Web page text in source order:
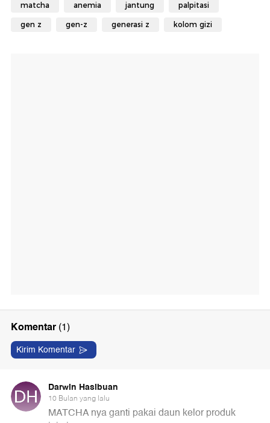
matcha anemia jantung palpitasi
gen z gen-z generasi z kolom gizi